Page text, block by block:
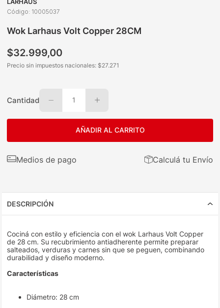
Código: 10005037
Wok Larhaus Volt Copper 28CM
$32.999,00
Precio sin impuestos nacionales: $27.271
Cantidad 1
AÑADIR AL CARRITO
Medios de pago Calculá tu Envío
DESCRIPCIÓN
Cociná con estilo y eficiencia con el wok Larhaus Volt Copper
de 28 cm. Su recubrimiento antiadherente permite preparar
salteados, verduras y carnes sin que se peguen, combinando
durabilidad y diseño moderno.
Características
Diámetro: 28 cm